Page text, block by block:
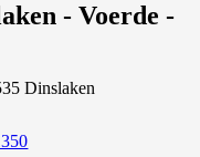
- Voerde -
Dinslaken